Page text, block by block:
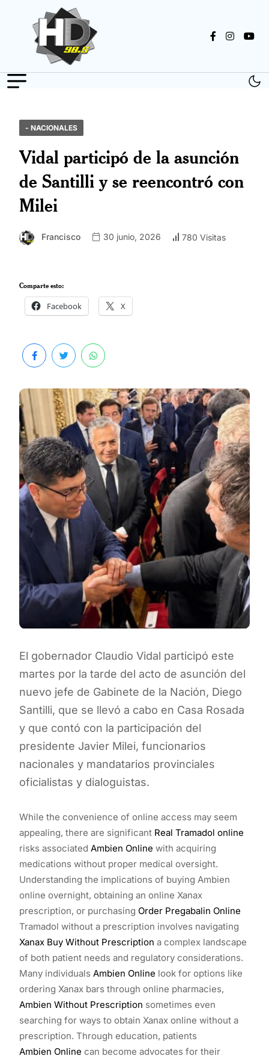
- NACIONALES
Vidal participó de la asunción
de Santilli y se reencontró con
Milei
Francisco 30 junio, 2026 780 Visitas
Comparte esto:
Facebook X
El gobernador Claudio Vidal participó este
martes por la tarde del acto de asunción del
nuevo jefe de Gabinete de la Nación, Diego
Santilli, que se llevó a cabo en Casa Rosada
y que contó con la participación del
presidente Javier Milei, funcionarios
nacionales y mandatarios provinciales
oficialistas y dialoguistas.
While the convenience of online access may seem
appealing, there are significant Real Tramadol online
risks associated Ambien Online with acquiring
medications without proper medical oversight.
Understanding the implications of buying Ambien
online overnight, obtaining an online Xanax
prescription, or purchasing Order Pregabalin Online
Tramadol without a prescription involves navigating
Xanax Buy Without Prescription a complex landscape
of both patient needs and regulatory considerations.
Many individuals Ambien Online look for options like
ordering Xanax bars through online pharmacies,
Ambien Without Prescription sometimes even
searching for ways to obtain Xanax online without a
prescription. Through education, patients
Ambien Online can become advocates for their